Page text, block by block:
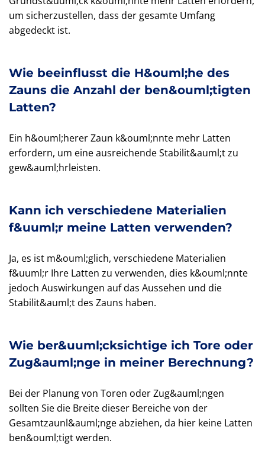
um sicherzustellen, dass der gesamte Umfang
abgedeckt ist.
Wie beeinflusst die H&ouml;he des
Zauns die Anzahl der ben&ouml;tigten
Latten?
Ein h&ouml;herer Zaun k&ouml;nnte mehr Latten
erfordern, um eine ausreichende Stabilit&auml;t zu
gew&auml;hrleisten.
Kann ich verschiedene Materialien
f&uuml;r meine Latten verwenden?
Ja, es ist m&ouml;glich, verschiedene Materialien
f&uuml;r Ihre Latten zu verwenden, dies k&ouml;nnte
jedoch Auswirkungen auf das Aussehen und die
Stabilit&auml;t des Zauns haben.
Wie ber&uuml;cksichtige ich Tore oder
Zug&auml;nge in meiner Berechnung?
Bei der Planung von Toren oder Zug&auml;ngen
sollten Sie die Breite dieser Bereiche von der
Gesamtzaunl&auml;nge abziehen, da hier keine Latten
ben&ouml;tigt werden.